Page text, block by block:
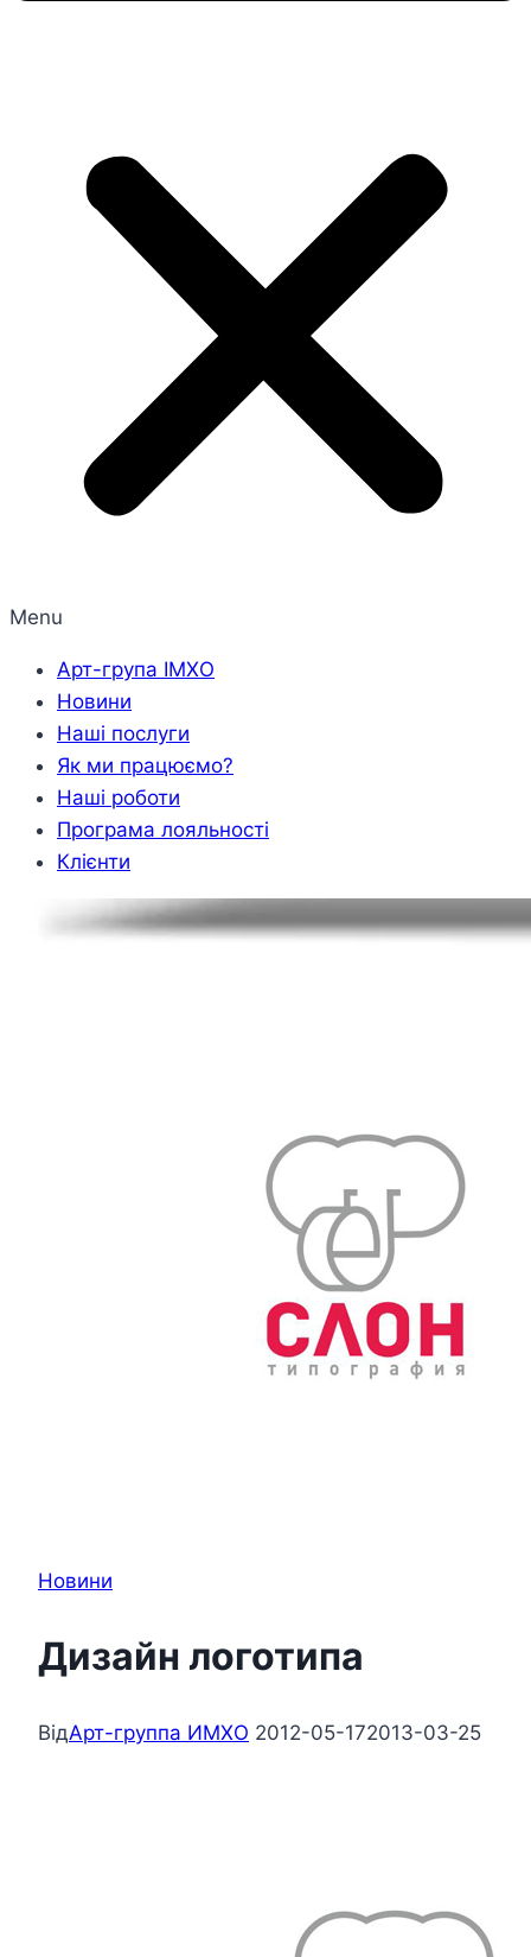
Menu
Арт-група ІМХО
Новини
Наші послуги
Як ми працюємо?
Наші роботи
Програма лояльності
Клієнти
Новини
Дизайн логотипа
ВідАрт-группа ИМХО 2012-05-172013-03-25